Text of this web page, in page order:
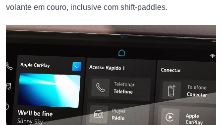
volante em couro, inclusive com shift-paddles.